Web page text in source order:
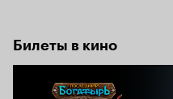
Билеты в кино